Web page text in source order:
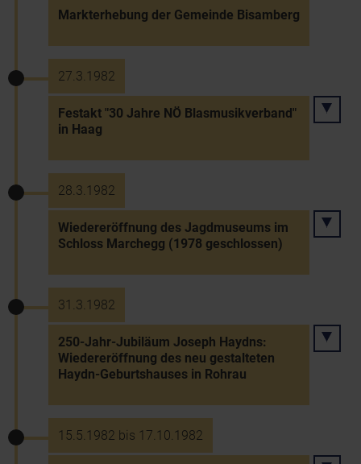
Markterhebung der Gemeinde Bisamberg
27.3.1982
Festakt "30 Jahre NÖ Blasmusikverband"
in Haag
28.3.1982
Wiedereröffnung des Jagdmuseums im
Schloss Marchegg (1978 geschlossen)
31.3.1982
250-Jahr-Jubiläum Joseph Haydns:
Wiedereröffnung des neu gestalteten
Haydn-Geburtshauses in Rohrau
15.5.1982 bis 17.10.1982